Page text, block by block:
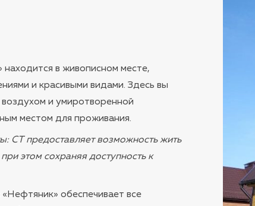
находится в живописном месте,
и красивыми видами. Здесь вы
и умиротворенной
местом для проживания.
: СТ предоставляет возможность жить
этом сохраняя доступность к
«Нефтяник» обеспечивает все